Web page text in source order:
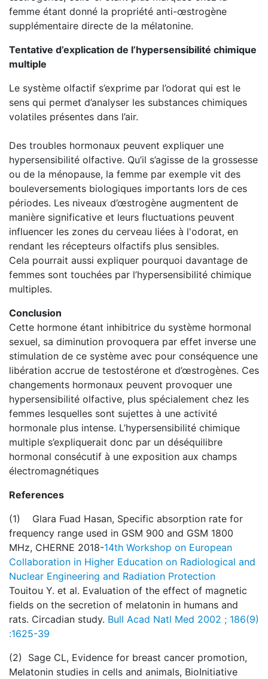
femme étant donné la propriété anti-œstrogène
supplémentaire directe de la mélatonine.
Tentative d’explication de l’hypersensibilité chimique
multiple
Le système olfactif s’exprime par l’odorat qui est le
sens qui permet d’analyser les substances chimiques
volatiles présentes dans l’air.
Des troubles hormonaux peuvent expliquer une
hypersensibilité olfactive. Qu’il s’agisse de la grossesse
ou de la ménopause, la femme par exemple vit des
bouleversements biologiques importants lors de ces
périodes. Les niveaux d’œstrogène augmentent de
manière significative et leurs fluctuations peuvent
influencer les zones du cerveau liées à l'odorat, en
rendant les récepteurs olfactifs plus sensibles.
Cela pourrait aussi expliquer pourquoi davantage de
femmes sont touchées par l’hypersensibilité chimique
multiples.
Conclusion
Cette hormone étant inhibitrice du système hormonal
sexuel, sa diminution provoquera par effet inverse une
stimulation de ce système avec pour conséquence une
libération accrue de testostérone et d’œstrogènes. Ces
changements hormonaux peuvent provoquer une
hypersensibilité olfactive, plus spécialement chez les
femmes lesquelles sont sujettes à une activité
hormonale plus intense. L’hypersensibilité chimique
multiple s’expliquerait donc par un déséquilibre
hormonal consécutif à une exposition aux champs
électromagnétiques
References
(1) Glara Fuad Hasan, Specific absorption rate for
frequency range used in GSM 900 and GSM 1800
MHz, CHERNE 2018-14th Workshop on European
Collaboration in Higher Education on Radiological and
Nuclear Engineering and Radiation Protection
Touitou Y. et al. Evaluation of the effect of magnetic
fields on the secretion of melatonin in humans and
rats. Circadian study. Bull Acad Natl Med 2002 ; 186(9)
:1625-39
(2) Sage CL, Evidence for breast cancer promotion,
Melatonin studies in cells and animals, BioInitiative